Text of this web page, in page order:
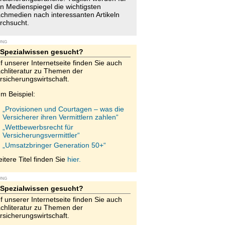
Medienspiegel die wichtigsten
nach interessanten Artikeln
Spezialwissen gesucht?
unserer Internetseite finden Sie auch
zu Themen der
Beispiel:
„Provisionen und Courtagen – was die
Versicherer ihren Vermittlern zahlen“
„Wettbewerbsrecht für
Versicherungsvermittler“
„Umsatzbringer Generation 50+“
Titel finden Sie hier.
Spezialwissen gesucht?
unserer Internetseite finden Sie auch
zu Themen der